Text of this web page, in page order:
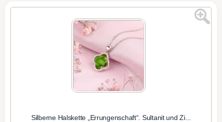
Silberne Halskette „Errungenschaft“. Sultanit und Zi...